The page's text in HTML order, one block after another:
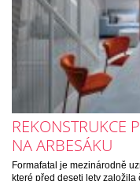
REKONSTRUKCE
NA ARBESÁKU
Formafatal je mezinárodně
které před deseti lety